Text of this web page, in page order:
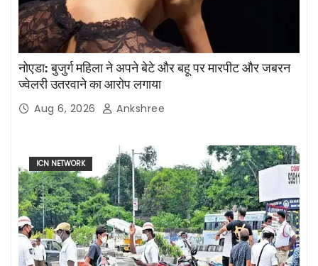
नोएडा: बुजुर्ग महिला ने अपने बेटे और बहू पर मारपीट और जबरन
ज्वेलरी उतरवाने का आरोप लगाया
Aug 6, 2026 Ankshree
ICN NETWORK